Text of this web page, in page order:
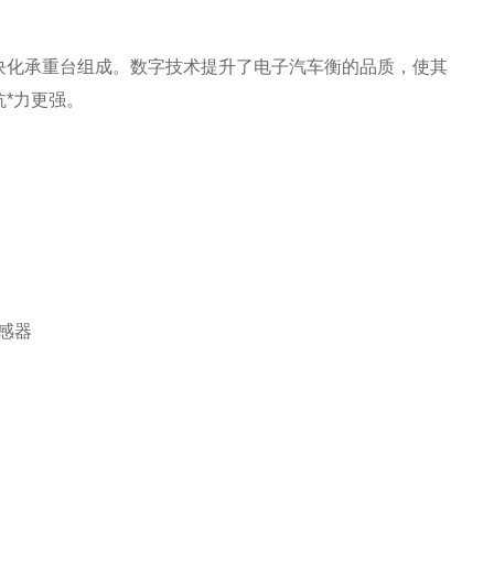
承重台组成。数字技术提升了电子汽车衡的品质，使其
力更强。
器